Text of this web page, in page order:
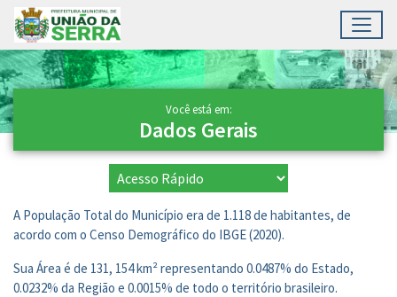
Ir para conteúdo principal
Conteúdo Principal
Você está em:
Dados Gerais
A População Total do Município era de 1.118 de habitantes, de
acordo com o Censo Demográfico do IBGE (2020).
Sua Área é de 131, 154 km² representando 0.0487% do Estado,
0.0232% da Região e 0.0015% de todo o território brasileiro.